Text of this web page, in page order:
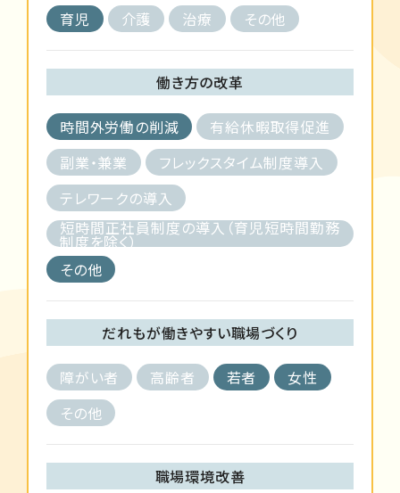
育児 介護 治療 その他
働き方の改革
時間外労働の削減
有給休暇取得促進
副業・兼業
フレックスタイム制度導入
テレワークの導入
短時間正社員制度の導入（育児短時間勤務
制度を除く）
その他
だれもが働きやすい職場づくり
障がい者 高齢者 若者
女性
その他
職場環境改善